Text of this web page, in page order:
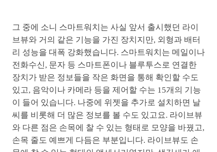
그 중에 소니 스마트워치는 사실 앞서 출시했던 라이
브뷰와 거의 같은 기능을 가진 장치지만, 외형과 배터
리 성능을 대폭 강화했습니다. 스마트워치는 메일이나
전화수신, 문자 등 스마트폰이나 블루투스로 연결한
장치가 받은 정보들을 작은 화면을 통해 확인할 수도
있고, 음악이나 카메라 등을 제어할 수는 15개의 기능
이 들어 있습니다. 나중에 위젯을 추가로 설치하면 날
씨를 비롯해 더 많은 정보를 볼 수도 있고요. 라이브뷰
와 다른 점은 손목에 찰 수 있는 형태로 모양을 바꿨고,
손목 줄도 예쁘게 다듬은 부분입니다. 라이브뷰도 손